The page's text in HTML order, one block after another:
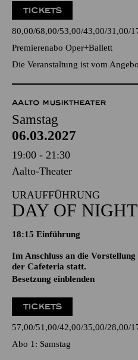
TICKETS
80,00 68,00 53,00 43,00 31,00
Premierenabo Oper+Ballett
Die Veranstaltung ist vom
AALTO MUSIKTHEATER
Samstag
06.03.2027
19:00 - 21:30
Aalto-Theater
URAUFFÜHRUNG
DAY OF NIGHT
18:15 Einführung
Im Anschluss an die
der Cafeteria statt.
Besetzung einblenden
TICKETS
57,00 51,00 42,00 35,00 28,00
Abo 1: Samstag